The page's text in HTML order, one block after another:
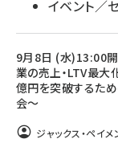
イベント／
9月8日 (水)13:00
業の売上・LTV最
億円を突破するため
会～
ジャックス・ペイ